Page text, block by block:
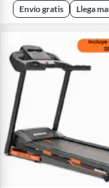
Envío gratis Llega